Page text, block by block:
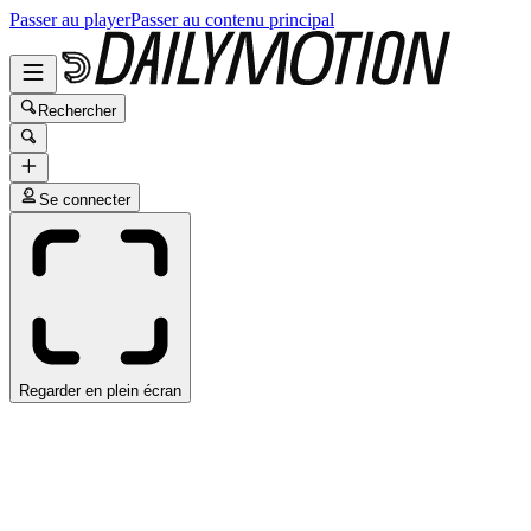
Passer au playerPasser au contenu principal
Rechercher
Se connecter
Regarder en plein écran